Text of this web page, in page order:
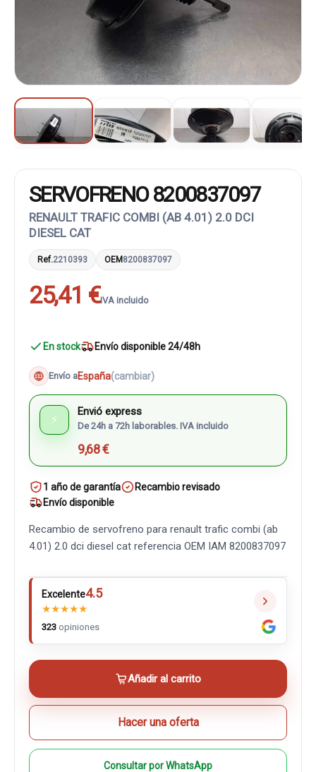
SERVOFRENO 8200837097
RENAULT TRAFIC COMBI (AB 4.01) 2.0 DCI
DIESEL CAT
Ref.2210393 OEM8200837097
25,41 €IVA incluido
En stock Envío disponible 24/48h
Envío aEspaña(cambiar)
⚡
Envió express
De 24h a 72h laborables. IVA incluido
9,68 €
1 año de garantía
Recambio revisado
Envío disponible
Recambio de servofreno para renault trafic combi (ab
4.01) 2.0 dci diesel cat referencia OEM IAM 8200837097
Excelente4.5
★★★★★
323 opiniones
Añadir al carrito
Hacer una oferta
Consultar por WhatsApp